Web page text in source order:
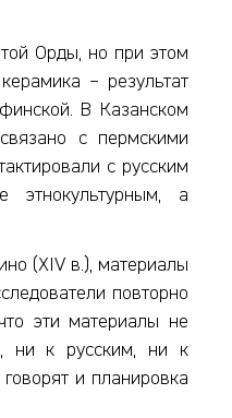
Орды, но при этом
– результат
В Казанском
с пермскими
с русским
этнокультурным, а
(XIV в.), материалы
повторно
эти материалы не
ни к русским, ни к
и планировка